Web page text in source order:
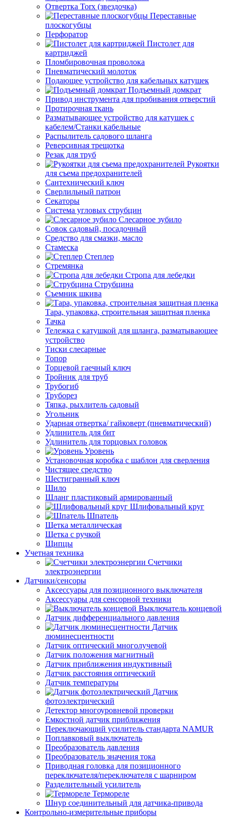
Отвертка Torx (звездочка)
Переставные
плоскогубцы
Перфоратор
Пистолет для
картриджей
Пломбировочная проволока
Пневматический молоток
Подающее устройство для кабельных катушек
Подъемный домкрат
Привод инструмента для пробивания отверстий
Протирочная ткань
Разматывающее устройство для катушек с
кабелем/Станки кабельные
Распылитель садового шланга
Реверсивная трещотка
Резак для труб
Рукоятки
для съема предохранителей
Сантехнический ключ
Сверлильный патрон
Секаторы
Система угловых струбцин
Слесарное зубило
Совок садовый, посадочный
Средство для смазки, масло
Стамеска
Степлер
Стремянка
Стропа для лебедки
Струбцина
Съемник шкива
Тара, упаковка, строительная защитная пленка
Тачка
Тележка с катушкой для шланга, разматывающее
устройство
Тиски слесарные
Топор
Торцевой гаечный ключ
Тройник для труб
Трубогиб
Труборез
Тяпка, рыхлитель садовый
Угольник
Ударная отвертка/ гайковерт (пневматический)
Удлинитель для бит
Удлинитель для торцовых головок
Уровень
Установочная коробка с шаблон для сверления
Чистящее средство
Шестигранный ключ
Шило
Шланг пластиковый армированный
Шлифовальный круг
Шпатель
Щетка металлическая
Щетка с ручкой
Щипцы
Учетная техника
Счетчики
электроэнергии
Датчики/сенсоры
Аксессуары для позиционного выключателя
Аксессуары для сенсорной техники
Выключатель концевой
Датчик дифференциального давления
Датчик
люминесцентности
Датчик оптический многолучевой
Датчик положения магнитный
Датчик приближения индуктивный
Датчик расстояния оптический
Датчик температуры
Датчик
фотоэлектрический
Детектор многоуровневой проверки
Емкостной датчик приближения
Переключающий усилитель стандарта NAMUR
Поплавковый выключатель
Преобразователь давления
Преобразователь значения тока
Приводная головка для позиционного
переключателя/переключателя с шарниром
Разделительный усилитель
Термореле
Шнур соединительный для датчика-привода
Контрольно-измерительные приборы